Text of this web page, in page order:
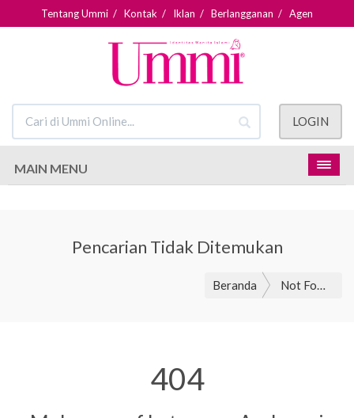
Tentang Ummi / Kontak / Iklan / Berlangganan / Agen
LOGIN
MAIN MENU
Pencarian Tidak Ditemukan
Beranda Not Found
404